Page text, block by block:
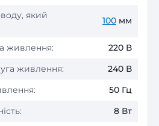
який
100 мм
живлення:
220 В
живлення:
240 В
50 Гц
8 Вт